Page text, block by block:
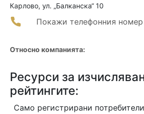
Карлово, ул. „Балканска“ 10
Покажи телефонния номер
Относно компанията:
Ресурси за
рейтингите:
Само регистрирани